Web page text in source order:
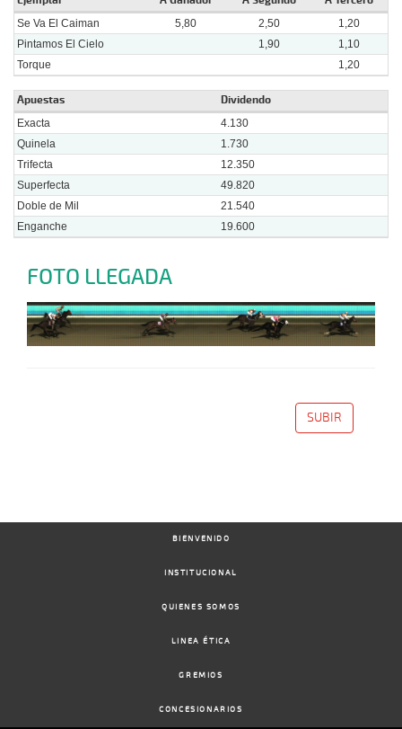
Se Va El Caiman 5,80 2,50
1,20
Pintamos El Cielo
1,90
1,10
Torque
1,20
Apuestas Dividendo
Exacta
4.130
Quinela
1.730
Trifecta
12.350
Superfecta
49.820
Doble de Mil
21.540
Enganche
19.600
FOTO LLEGADA
SUBIR
BIENVENIDO
INSTITUCIONAL
QUIENES SOMOS
LINEA ÉTICA
GREMIOS
CONCESIONARIOS